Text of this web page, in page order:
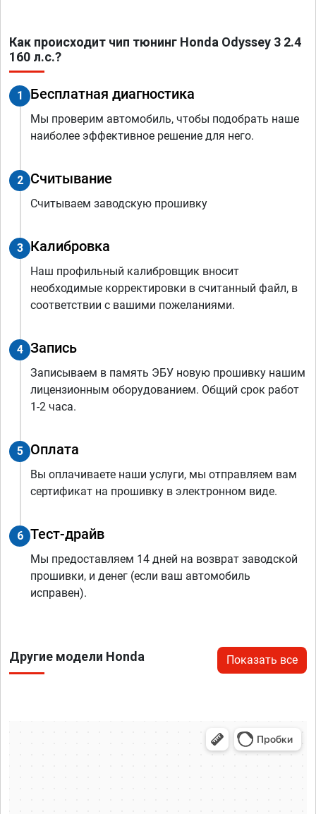
Как происходит чип тюнинг Honda Odyssey 3 2.4
160 л.с.?
1 Бесплатная диагностика
Мы проверим автомобиль, чтобы подобрать наше
наиболее эффективное решение для него.
2 Считывание
Считываем заводскую прошивку
3 Калибровка
Наш профильный калибровщик вносит
необходимые корректировки в считанный файл, в
соответствии с вашими пожеланиями.
4 Запись
Записываем в память ЭБУ новую прошивку нашим
лицензионным оборудованием. Общий срок работ
1-2 часа.
5 Оплата
Вы оплачиваете наши услуги, мы отправляем вам
сертификат на прошивку в электронном виде.
6 Тест-драйв
Мы предоставляем 14 дней на возврат заводской
прошивки, и денег (если ваш автомобиль
исправен).
Другие модели Honda Показать все